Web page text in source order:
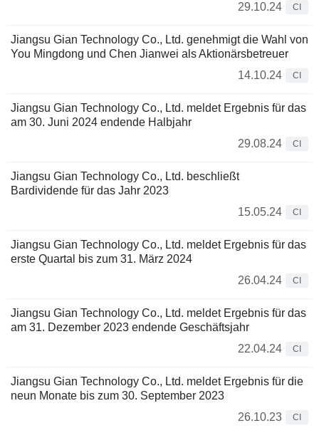
29.10.24
CI
Jiangsu Gian Technology Co., Ltd. genehmigt die Wahl von
You Mingdong und Chen Jianwei als Aktionärsbetreuer
14.10.24
CI
Jiangsu Gian Technology Co., Ltd. meldet Ergebnis für das
am 30. Juni 2024 endende Halbjahr
29.08.24
CI
Jiangsu Gian Technology Co., Ltd. beschließt
Bardividende für das Jahr 2023
15.05.24
CI
Jiangsu Gian Technology Co., Ltd. meldet Ergebnis für das
erste Quartal bis zum 31. März 2024
26.04.24
CI
Jiangsu Gian Technology Co., Ltd. meldet Ergebnis für das
am 31. Dezember 2023 endende Geschäftsjahr
22.04.24
CI
Jiangsu Gian Technology Co., Ltd. meldet Ergebnis für die
neun Monate bis zum 30. September 2023
26.10.23
CI